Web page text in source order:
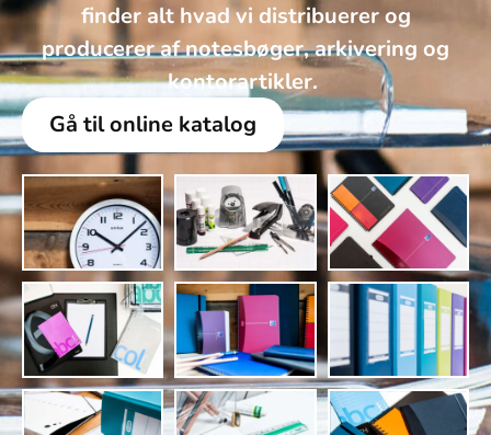
finder alt hvad vi distribuerer og
producerer af notesbøger, arkivering og
kontorartikler. ​
Gå til online katalog